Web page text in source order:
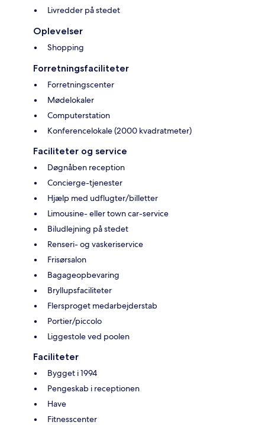
Livredder på stedet
Oplevelser
Shopping
Forretningsfaciliteter
Forretningscenter
Mødelokaler
Computerstation
Konferencelokale (2000 kvadratmeter)
Faciliteter og service
Døgnåben reception
Concierge-tjenester
Hjælp med udflugter/billetter
Limousine- eller town car-service
Biludlejning på stedet
Renseri- og vaskeriservice
Frisørsalon
Bagageopbevaring
Bryllupsfaciliteter
Flersproget medarbejderstab
Portier/piccolo
Liggestole ved poolen
Faciliteter
Bygget i 1994
Pengeskab i receptionen
Have
Fitnesscenter